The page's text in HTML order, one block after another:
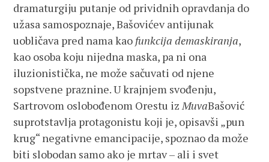
dramaturgiju putanje od prividnih opravdanja do
užasa samospoznaje, Bašovićev antijunak
uobličava pred nama kao funkcija demaskiranja,
kao osoba koju nijedna maska, pa ni ona
iluzionistička, ne može sačuvati od njene
sopstvene praznine. U krajnjem svođenju,
Sartrovom oslobođenom Orestu izMuvaBašović
suprotstavlja protagonistu koji je, opisavši „pun
krug“ negativne emancipacije, spoznao da može
biti slobodan samo ako je mrtav – ali i svet